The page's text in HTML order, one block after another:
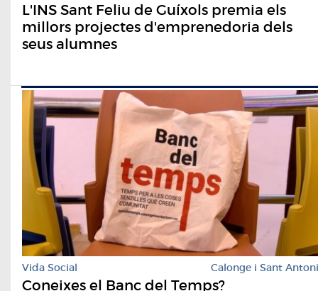
L'INS Sant Feliu de Guíxols premia els
millors projectes d'emprenedoria dels
seus alumnes
Vida Social Calonge i Sant Antoni
Coneixes el Banc del Temps?